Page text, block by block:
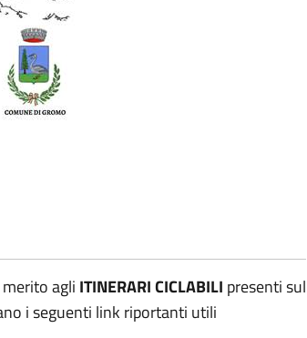
agli ITINERARI CICLABILI presenti sul
i seguenti link riportanti utili